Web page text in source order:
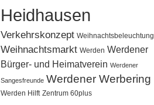
Heidhausen
Verkehrskonzept Weihnachtsbeleuchtung
Weihnachtsmarkt Werden Werdener
Bürger- und Heimatverein Werdener
Sangesfreunde Werdener Werbering
Werden Hilft Zentrum 60plus